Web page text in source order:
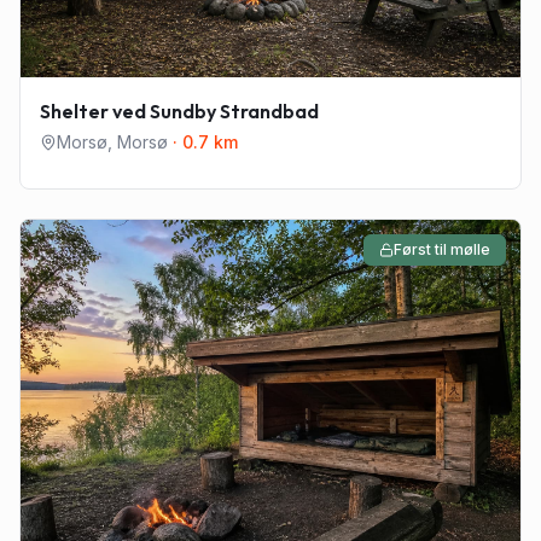
Shelter ved Sundby Strandbad
Morsø Morsø · 0.7 km
Først til mølle